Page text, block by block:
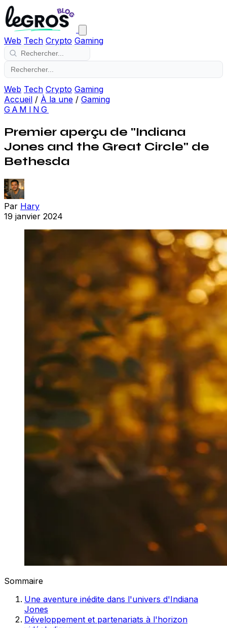
Web Tech Crypto Gaming
Web Tech Crypto Gaming
Accueil / À la une / Gaming
GAMING
Premier aperçu de "Indiana
Jones and the Great Circle" de
Bethesda
Par Hary
19 janvier 2024
Sommaire
Une aventure inédite dans l'univers d'Indiana
Jones
Développement et partenariats à l'horizon